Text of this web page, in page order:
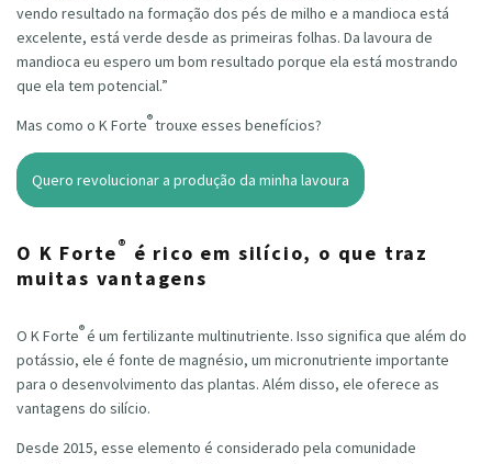
vendo resultado na formação dos pés de milho e a mandioca está
excelente, está verde desde as primeiras folhas. Da lavoura de
mandioca eu espero um bom resultado porque ela está mostrando
que ela tem potencial.”
Mas como o K Forte®trouxe esses benefícios?
Quero revolucionar a produção da minha lavoura
O K Forte® é rico em silício, o que traz
muitas vantagens
O K Forte®é um fertilizante multinutriente. Isso significa que além do
potássio, ele é fonte de magnésio, um micronutriente importante
para o desenvolvimento das plantas. Além disso, ele oferece as
vantagens do silício.
Desde 2015, esse elemento é considerado pela comunidade